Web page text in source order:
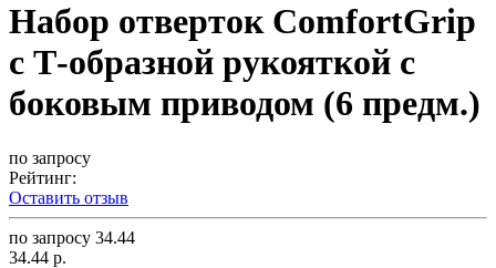
Набор отверток ComfortGrip
с Т-образной рукояткой с
боковым приводом (6 предм.)
по запросу
Рейтинг:
Оставить отзыв
по запросу 34.44
34.44 р.